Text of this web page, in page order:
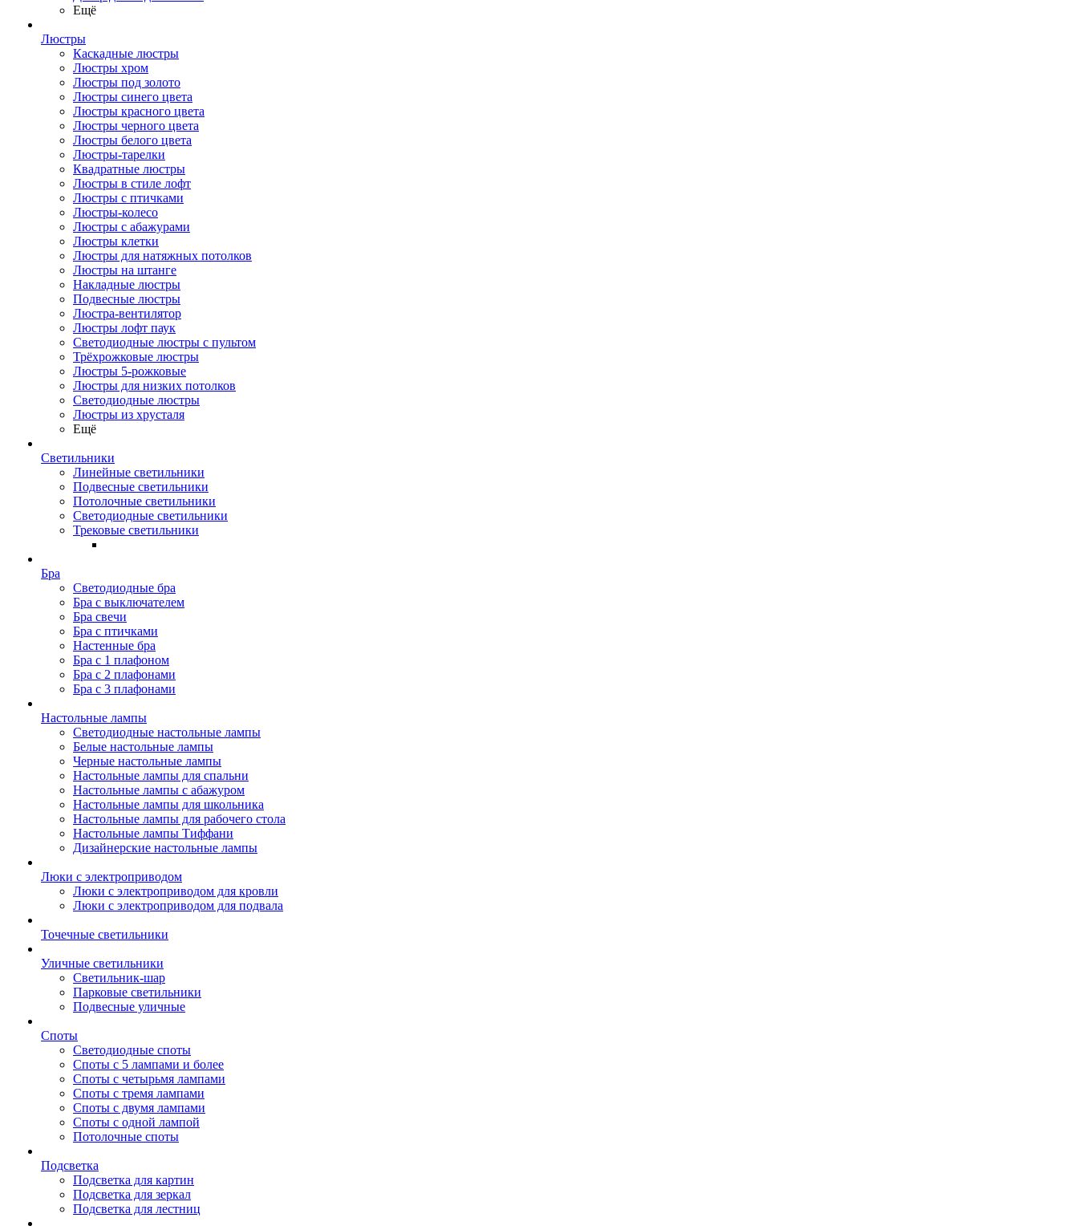
Ещё
Люстры
Каскадные люстры
Люстры хром
Люстры под золото
Люстры синего цвета
Люстры красного цвета
Люстры черного цвета
Люстры белого цвета
Люстры-тарелки
Квадратные люстры
Люстры в стиле лофт
Люстры с птичками
Люстры-колесо
Люстры с абажурами
Люстры клетки
Люстры для натяжных потолков
Люстры на штанге
Накладные люстры
Подвесные люстры
Люстра-вентилятор
Люстры лофт паук
Светодиодные люстры с пультом
Трёхрожковые люстры
Люстры 5-рожковые
Люстры для низких потолков
Cветодиодные люстры
Люстры из хрусталя
Ещё
Светильники
Линейные светильники
Подвесные светильники
Потолочные светильники
Светодиодные светильники
Трековые светильники
Бра
Светодиодные бра
Бра с выключателем
Бра свечи
Бра с птичками
Настенные бра
Бра с 1 плафоном
Бра с 2 плафонами
Бра с 3 плафонами
Настольные лампы
Светодиодные настольные лампы
Белые настольные лампы
Черные настольные лампы
Настольные лампы для спальни
Настольные лампы с абажуром
Настольные лампы для школьника
Настольные лампы для рабочего стола
Настольные лампы Тиффани
Дизайнерские настольные лампы
Люки с электроприводом
Люки с электроприводом для кровли
Люки с электроприводом для подвала
Точечные светильники
Уличные светильники
Светильник-шар
Парковые светильники
Подвесные уличные
Споты
Светодиодные споты
Споты с 5 лампами и более
Споты с четырьмя лампами
Споты с тремя лампами
Споты с двумя лампами
Споты с одной лампой
Потолочные споты
Подсветка
Подсветка для картин
Подсветка для зеркал
Подсветка для лестниц